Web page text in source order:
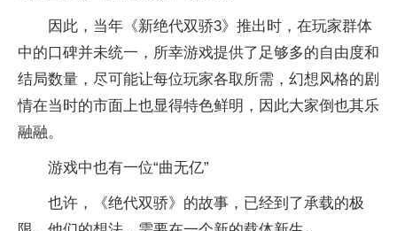
因此，当年《新绝代双骄3》推出时，在玩家群体
中的口碑并未统一，所幸游戏提供了足够多的自由度和
结局数量，尽可能让每位玩家各取所需，幻想风格的剧
情在当时的市面上也显得特色鲜明，因此大家倒也其乐
融融。
游戏中也有一位“曲无亿”
也许，《绝代双骄》的故事，已经到了承载的极